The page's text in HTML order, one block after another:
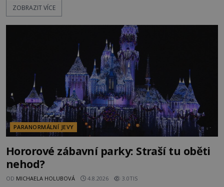
řetězu. Vše vyvrcholí katastrofou, když to Dreyfuss
následně nalezne schovaný kokain. Tímto
momentem se slavnému
ZOBRAZIT VÍCE
PARANORMÁLNÍ JEVY
Hororové zábavní parky: Straší tu oběti
nehod?
OD MICHAELA HOLUBOVÁ 4.8.2026 3.0TIS